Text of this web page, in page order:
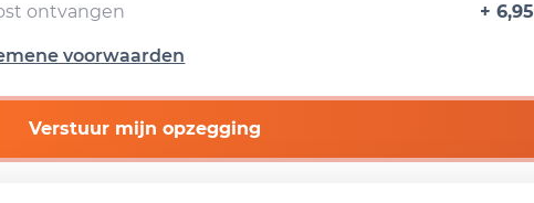
ontvangen + 6,95
voorwaarden
Verstuur mijn opzegging